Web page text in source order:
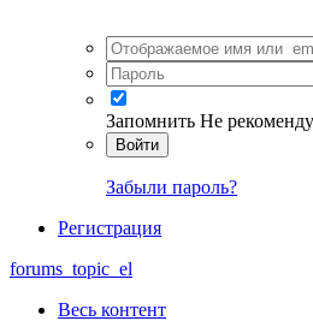
Запомнить Не
Войти
Забыли пароль?
Регистрация
forums_topic_el
Весь контент